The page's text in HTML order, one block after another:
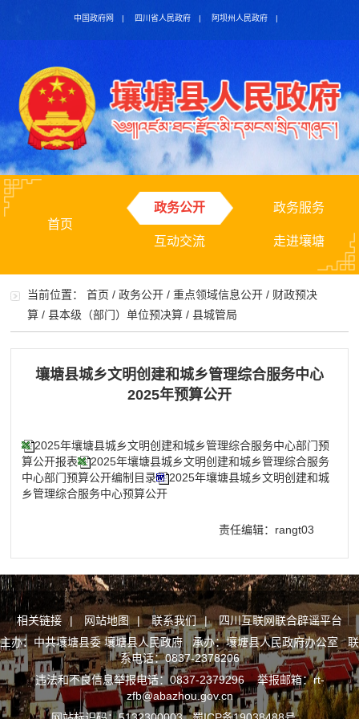
中国政府网 | 四川省人民政府 | 阿坝州人民政府 |
首页
政务公开 政务服务
互动交流 走进壤塘
当前位置：首页 /政务公开 /重点领域信息公开 / 财政预决
算 /县本级（部门）单位预决算 /县城管局
壤塘县城乡文明创建和城乡管理综合服务中心
2025年预算公开
2025年壤塘县城乡文明创建和城乡管理综合服务中心部门预
算公开报表
2025年壤塘县城乡文明创建和城乡管理综合服务
中心部门预算公开编制目录
2025年壤塘县城乡文明创建和城
乡管理综合服务中心预算公开
责任编辑：rangt03
相关链接 | 网站地图 | 联系我们 |
四川互联网联合辟谣平台
主办：中共壤塘县委 壤塘县人民政府 承办：壤塘县人民政府办公室 联
系电话：0837-2378206
违法和不良信息举报电话：0837-2379296 举报邮箱：rt-
zfb@abazhou.gov.cn